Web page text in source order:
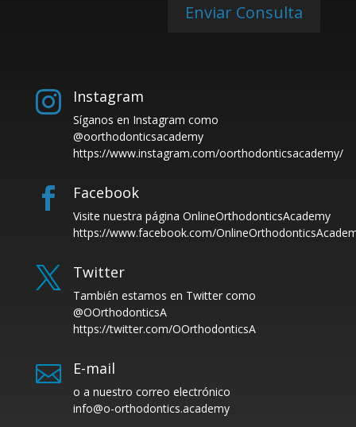
Enviar Consulta
 Instagram
Síganos en Instagram como
@oorthodonticsacademy
https://www.instagram.com/oorthodonticsacademy/
 Facebook
Visite nuestra página OnlineOrthodonticsAcademy
https://www.facebook.com/
 Twitter
También estamos en Twitter como
@OOrthodonticsA
https://twitter.com/OOrthodonticsA
 E-mail
o a nuestro correo electrónico
info@o-orthodontics.academy